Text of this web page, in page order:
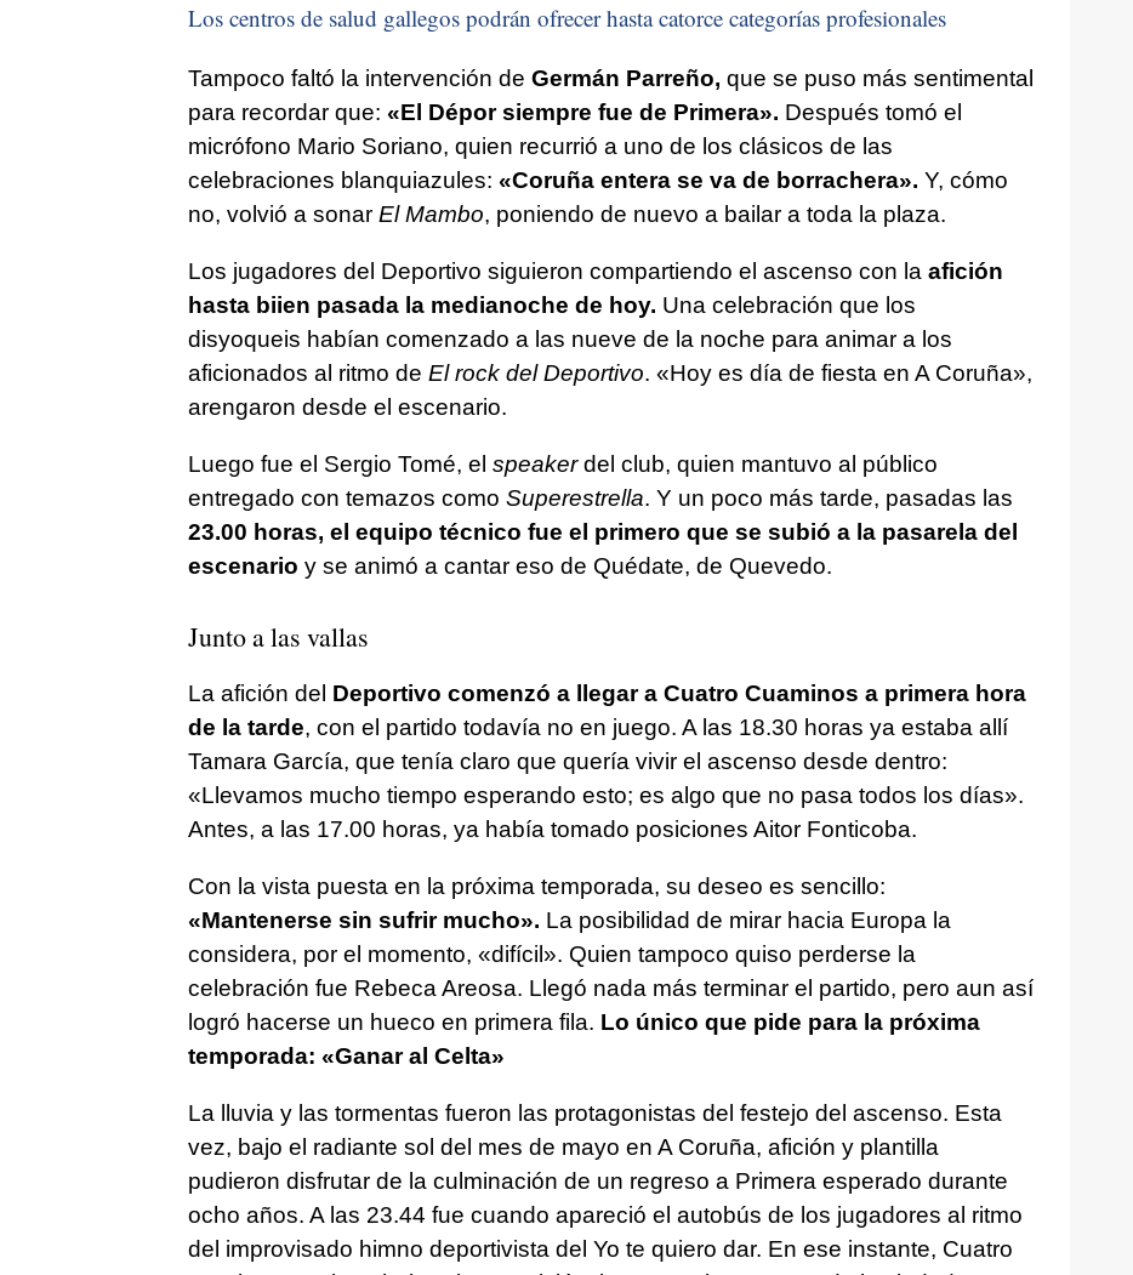
Los centros de salud gallegos podrán ofrecer hasta catorce categorías profesionales
Tampoco faltó la intervención de Germán Parreño, que se puso más sentimental
para recordar que: «El Dépor siempre fue de Primera». Después tomó el
micrófono Mario Soriano, quien recurrió a uno de los clásicos de las
celebraciones blanquiazules: «Coruña entera se va de borrachera». Y, cómo
no, volvió a sonarEl Mambo, poniendo de nuevo a bailar a toda la plaza.
Los jugadores del Deportivo siguieron compartiendo el ascenso con la afición
hasta biien pasada la medianoche de hoy. Una celebración que los
disyoqueis habían comenzado a las nueve de la noche para animar a los
aficionados al ritmo de El rock del Deportivo. «Hoy es día de fiesta en A Coruña»,
arengaron desde el escenario.
Luego fue el Sergio Tomé, el speakerdel club, quien mantuvo al público
entregado con temazos como Superestrella. Y un poco más tarde, pasadas las
23.00 horas, el equipo técnico fue el primero que se subió a la pasarela del
escenario y se animó a cantar eso de Quédate, de Quevedo.
Junto a las vallas
La afición del Deportivo comenzó a llegar a Cuatro Cuaminos a primera hora
de la tarde, con el partido todavía no en juego. A las 18.30 horas ya estaba allí
Tamara García, que tenía claro que quería vivir el ascenso desde dentro:
«Llevamos mucho tiempo esperando esto; es algo que no pasa todos los días».
Antes, a las 17.00 horas, ya había tomado posiciones Aitor Fonticoba.
Con la vista puesta en la próxima temporada, su deseo es sencillo:
«Mantenerse sin sufrir mucho». La posibilidad de mirar hacia Europa la
considera, por el momento, «difícil». Quien tampoco quiso perderse la
celebración fue Rebeca Areosa. Llegó nada más terminar el partido, pero aun así
logró hacerse un hueco en primera fila. Lo único que pide para la próxima
temporada: «Ganar al Celta»
La lluvia y las tormentas fueron las protagonistas del festejo del ascenso. Esta
vez, bajo el radiante sol del mes de mayo en A Coruña, afición y plantilla
pudieron disfrutar de la culminación de un regreso a Primera esperado durante
ocho años. A las 23.44 fue cuando apareció el autobús de los jugadores al ritmo
del improvisado himno deportivista del Yo te quiero dar. En ese instante, Cuatro